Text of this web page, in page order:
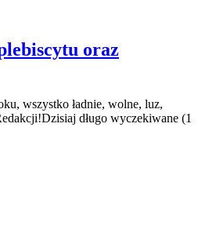
oraz
wszystko ładnie, wolne, luz,
długo wyczekiwane (1